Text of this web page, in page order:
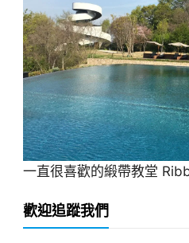
一直很喜歡的緞帶教堂
歡迎追蹤我們